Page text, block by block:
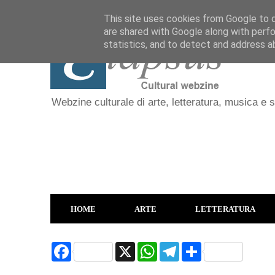
Webzine culturale di arte, letteratura, musica e
HOME ARTE LETTERATURA
F
a
X
W
T
S
h
This site uses cookies from Google to
are shared with Google along with
statistics, and to detect and address